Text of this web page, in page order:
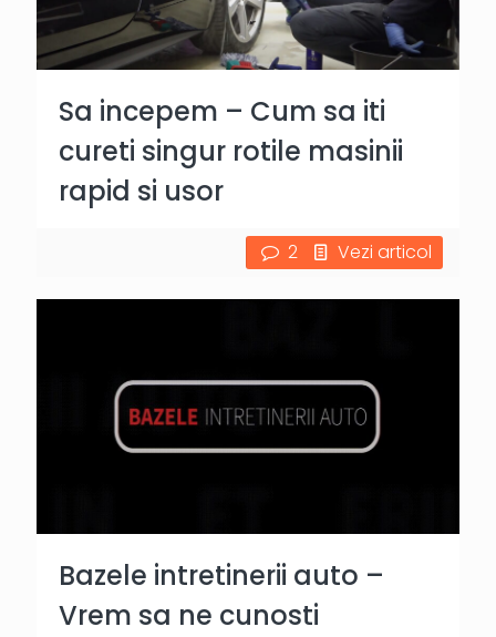
Sa incepem – Cum sa iti
cureti singur rotile masinii
rapid si usor
2 Vezi articol
Bazele intretinerii auto –
Vrem sa ne cunosti